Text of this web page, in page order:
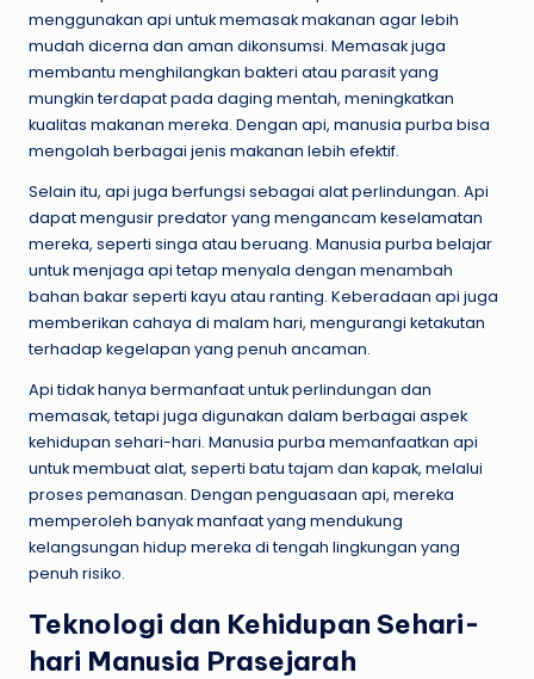
menggunakan api untuk memasak makanan agar lebih
mudah dicerna dan aman dikonsumsi. Memasak juga
membantu menghilangkan bakteri atau parasit yang
mungkin terdapat pada daging mentah, meningkatkan
kualitas makanan mereka. Dengan api, manusia purba bisa
mengolah berbagai jenis makanan lebih efektif.
Selain itu, api juga berfungsi sebagai alat perlindungan. Api
dapat mengusir predator yang mengancam keselamatan
mereka, seperti singa atau beruang. Manusia purba belajar
untuk menjaga api tetap menyala dengan menambah
bahan bakar seperti kayu atau ranting. Keberadaan api juga
memberikan cahaya di malam hari, mengurangi ketakutan
terhadap kegelapan yang penuh ancaman.
Api tidak hanya bermanfaat untuk perlindungan dan
memasak, tetapi juga digunakan dalam berbagai aspek
kehidupan sehari-hari. Manusia purba memanfaatkan api
untuk membuat alat, seperti batu tajam dan kapak, melalui
proses pemanasan. Dengan penguasaan api, mereka
memperoleh banyak manfaat yang mendukung
kelangsungan hidup mereka di tengah lingkungan yang
penuh risiko.
Teknologi dan Kehidupan Sehari-
hari Manusia Prasejarah